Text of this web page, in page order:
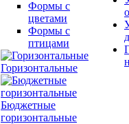
Формы с
цветами
Формы с
птицами
Горизонтальные
Бюджетные
горизонтальные